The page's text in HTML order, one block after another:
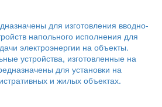
для изготовления вводно-
напольного исполнения для
электроэнергии на объекты.
устройства, изготовленные на
для установки на
и жилых объектах.